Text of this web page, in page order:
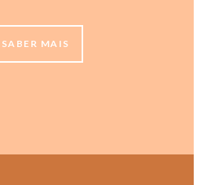
SABER MAIS